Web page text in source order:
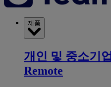
제품
개인 및 중소기업
Remote